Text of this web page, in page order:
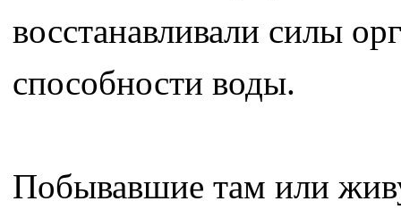
восстанавливали силы
способности воды.
Побывавшие там или